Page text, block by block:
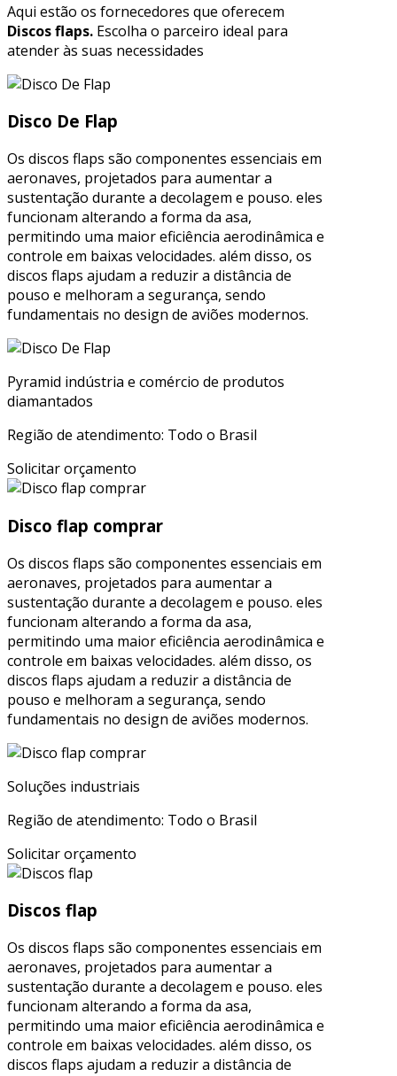
Aqui estão os fornecedores que oferecem
Discos flaps. Escolha o parceiro ideal para
atender às suas necessidades
Disco De Flap
Os discos flaps são componentes essenciais em
aeronaves, projetados para aumentar a
sustentação durante a decolagem e pouso. eles
funcionam alterando a forma da asa,
permitindo uma maior eficiência aerodinâmica e
controle em baixas velocidades. além disso, os
discos flaps ajudam a reduzir a distância de
pouso e melhoram a segurança, sendo
fundamentais no design de aviões modernos.
Pyramid indústria e comércio de produtos
diamantados
Região de atendimento: Todo o Brasil
Solicitar orçamento
Disco flap comprar
Os discos flaps são componentes essenciais em
aeronaves, projetados para aumentar a
sustentação durante a decolagem e pouso. eles
funcionam alterando a forma da asa,
permitindo uma maior eficiência aerodinâmica e
controle em baixas velocidades. além disso, os
discos flaps ajudam a reduzir a distância de
pouso e melhoram a segurança, sendo
fundamentais no design de aviões modernos.
Soluções industriais
Região de atendimento: Todo o Brasil
Solicitar orçamento
Discos flap
Os discos flaps são componentes essenciais em
aeronaves, projetados para aumentar a
sustentação durante a decolagem e pouso. eles
funcionam alterando a forma da asa,
permitindo uma maior eficiência aerodinâmica e
controle em baixas velocidades. além disso, os
discos flaps ajudam a reduzir a distância de